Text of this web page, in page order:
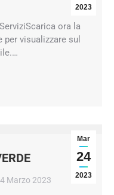
2023
ora la
per visualizzare sul
Mar
24
2023
Marzo 2023